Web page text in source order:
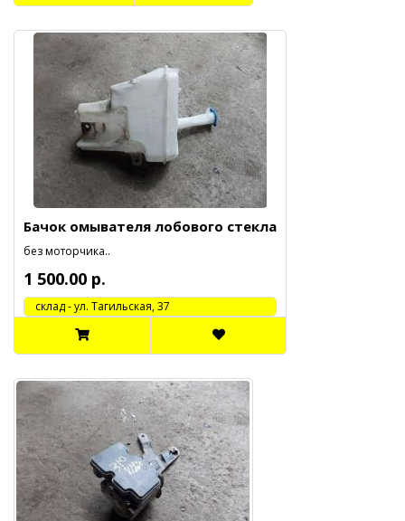
Бачок омывателя лобового стекла
без моторчика..
1 500.00 р.
cклад - ул. Тагильская, 37